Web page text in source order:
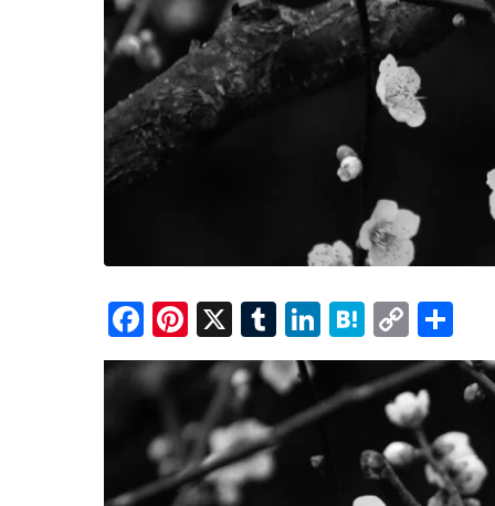
F
a
c
e
b
o
Pi
nt
er
e
st
X
T
u
m
bl
r
Li
n
k
e
dI
H
at
e
a
C
o
p
y
Li
n
有